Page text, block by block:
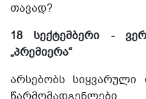
თავად?
18 სექტემბერი -
„პრემიერა“
არსებობს